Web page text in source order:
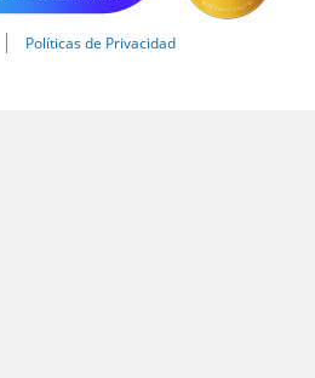
Políticas de Privacidad